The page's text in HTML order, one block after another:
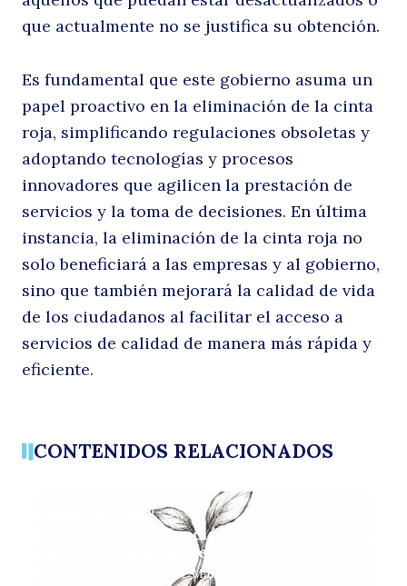
que actualmente no se justifica su obtención.
Es fundamental que este gobierno asuma un
papel proactivo en la eliminación de la cinta
roja, simplificando regulaciones obsoletas y
adoptando tecnologías y procesos
innovadores que agilicen la prestación de
servicios y la toma de decisiones. En última
instancia, la eliminación de la cinta roja no
solo beneficiará a las empresas y al gobierno,
sino que también mejorará la calidad de vida
de los ciudadanos al facilitar el acceso a
servicios de calidad de manera más rápida y
eficiente.
CONTENIDOS RELACIONADOS
COLUMNAS DE OPINIÓN
Reformas en educación: apostemos por
quienes lo hacen bien
Por: María Turner y José Manuel Astorga